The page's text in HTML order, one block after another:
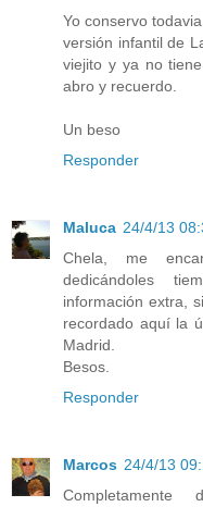
Yo conservo
versión infantil de
viejito y ya no
abro y recuerdo.
Un beso
Responder
Maluca 24/4/13
Chela, me
dedicándoles
información extra,
recordado aquí la
Madrid.
Besos.
Responder
Marcos 24/4/13